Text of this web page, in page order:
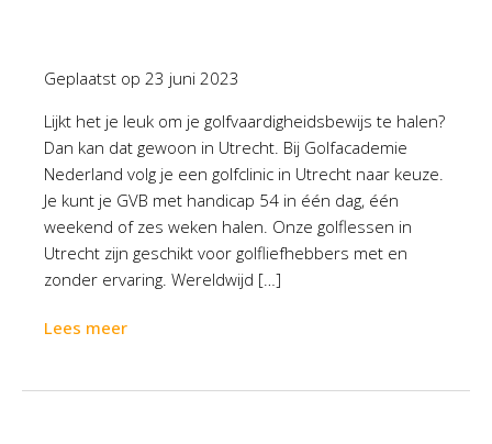
Geplaatst op 23 juni 2023
Lijkt het je leuk om je golfvaardigheidsbewijs te halen?
Dan kan dat gewoon in Utrecht. Bij Golfacademie
Nederland volg je een golfclinic in Utrecht naar keuze.
Je kunt je GVB met handicap 54 in één dag, één
weekend of zes weken halen. Onze golflessen in
Utrecht zijn geschikt voor golfliefhebbers met en
zonder ervaring. Wereldwijd […]
Lees meer